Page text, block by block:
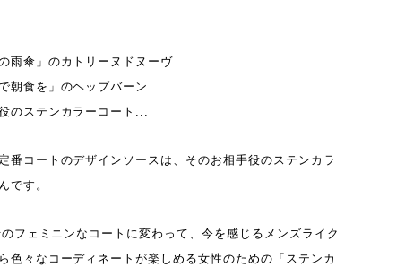
雨傘」のカトリーヌドヌーヴ
朝食を」のヘップバーン
のステンカラーコート...
番コートのデザインソースは、そのお相手役のステンカラ
です。
フェミニンなコートに変わって、今を感じるメンズライク
色々なコーディネートが楽しめる女性のための「ステンカ